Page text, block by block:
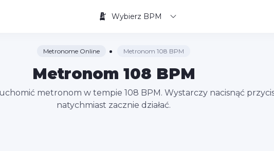
Wybierz BPM
Metronome Online Metronom 108 BPM
Metronom 108 BPM
metronom w tempie 108 BPM. Wystarczy nacisnąć
natychmiast zacznie działać.